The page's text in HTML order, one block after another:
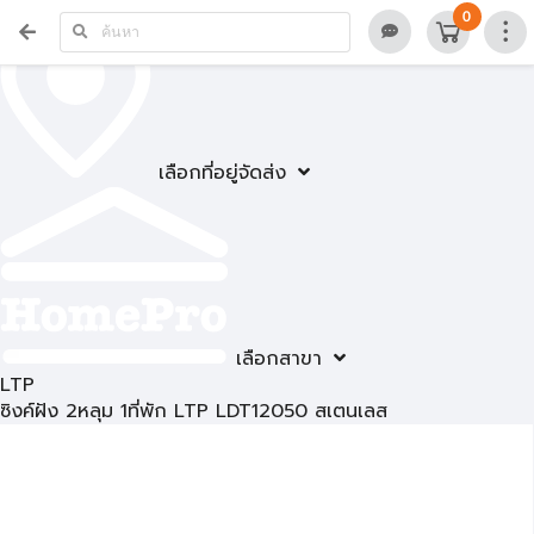
เลือกที่อยู่จัดส่ง
เลือกสาขา
0
LTP
ซิงค์ฝัง 2หลุม 1ที่พัก LTP LDT12050 สเตนเลส